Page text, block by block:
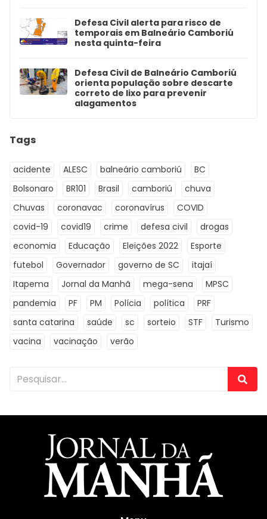
Defesa Civil alerta para risco de
temporais em Balneário Camboriú
nesta quinta-feira
Defesa Civil de Balneário Camboriú
orienta população sobre descarte
correto de lixo para prevenir
alagamentos
Tags
acidente ALESC balneário camboriú
BC
Bolsonaro
BR101 Brasil camboriú
chuva
Chuvas
coronavac coronavírus
COVID
covid-19
covid19 crime defesa civil
drogas
economia
Educação Eleições 2022
Esporte
futebol
Governador governo de SC
itajaí
Itapema
Jornal da Manhã mega-sena
MPSC
pandemia
PF PM Polícia política
PRF
santa catarina
saúde sc sorteio STF
Turismo
vacina
vacinação verão